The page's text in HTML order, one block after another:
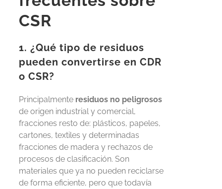
CSR
1. ¿Qué tipo de residuos
pueden convertirse en CDR
o CSR?
Principalmente residuos no peligrosos
de origen industrial y comercial,
fracciones resto de: plásticos, papeles,
cartones, textiles y determinadas
fracciones de madera y rechazos de
procesos de clasificación. Son
materiales que ya no pueden reciclarse
de forma eficiente, pero que todavía